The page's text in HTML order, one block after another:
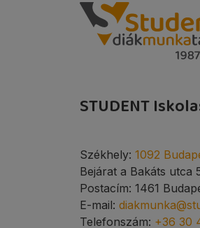
STUDENT
Székhely: 1092
Bejárat a Bakáts utca
Postacím: 1461
E-mail:
Telefonszám: +36 30